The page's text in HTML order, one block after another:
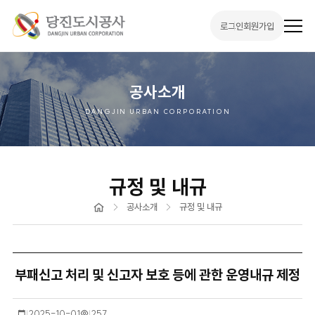
로그인회원가입
전
메
공사소개
DANGJIN URBAN CORPORATION
규정 및 내규
공사소개 규정 및 내규
부패신고 처리 및 신고자 보호 등에 관한 운영내규 제정